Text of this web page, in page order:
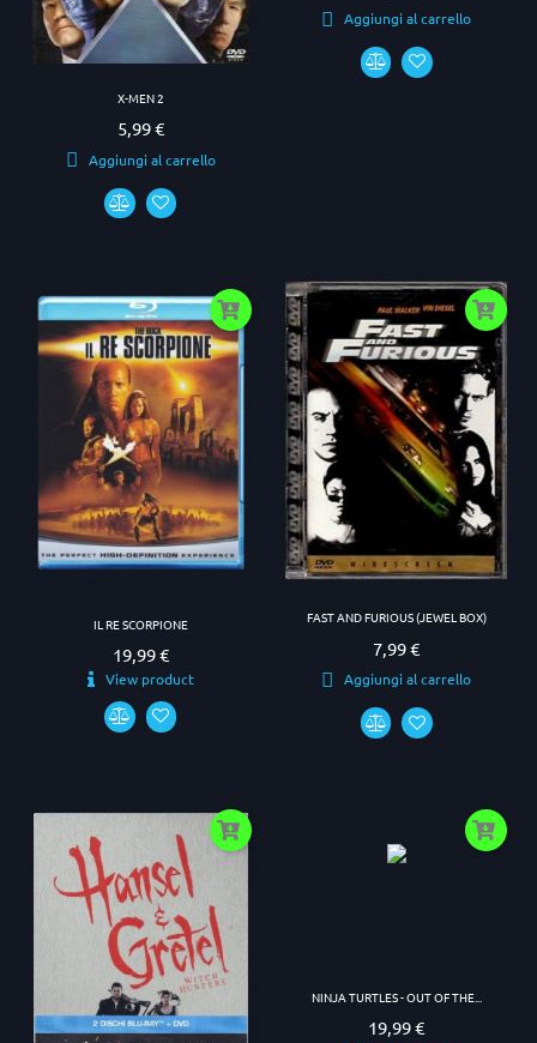
X-MEN 2
Prezzo
5,99 €
Aggiungi al carrello
Aggiungi al carrello
IL RE SCORPIONE
Prezzo
19,99 €
View product
FAST AND FURIOUS (JEWEL BOX)
Prezzo
7,99 €
Aggiungi al carrello
NINJA TURTLES - OUT OF THE...
Prezzo
19,99 €